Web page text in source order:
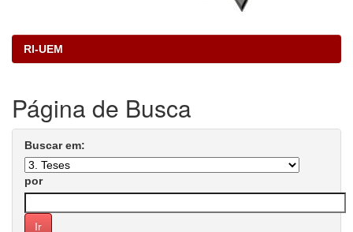
RI-UEM
Página de Busca
Buscar em:
por